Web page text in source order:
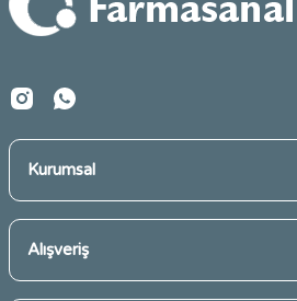
Kurumsal
Alışveriş